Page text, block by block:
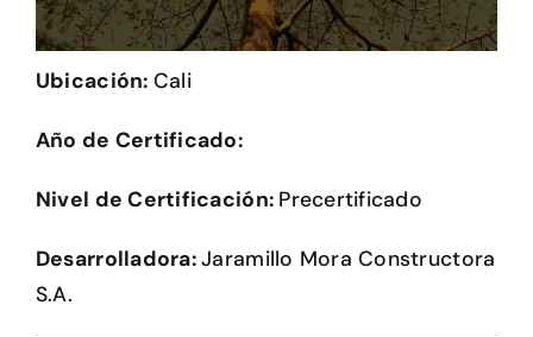
Herramientas
Credenciales
Ubicación: Cali
Año de Certificado:
Nivel de Certificación: Precertificado
Desarrolladora:Jaramillo Mora Constructora
S.A.